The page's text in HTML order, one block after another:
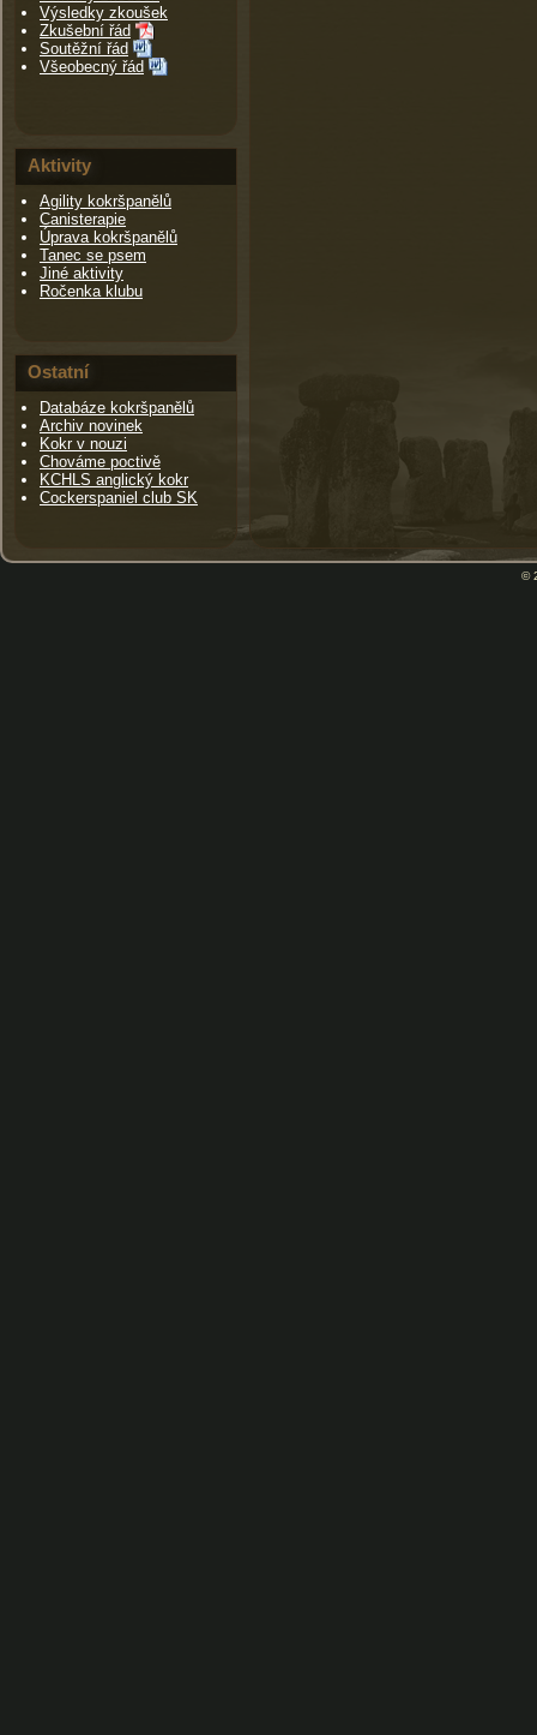
Výsledky zkoušek
Zkušební řád
Soutěžní řád
Všeobecný řád
Aktivity
Agility kokršpanělů
Canisterapie
Úprava kokršpanělů
Tanec se psem
Jiné aktivity
Ročenka klubu
Ostatní
Databáze kokršpanělů
Archiv novinek
Kokr v nouzi
Chováme poctivě
KCHLS anglický kokr
Cockerspaniel club SK
©